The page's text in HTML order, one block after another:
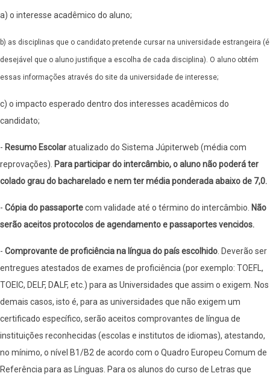
a) o interesse acadêmico do aluno;
b) as disciplinas que o candidato pretende cursar na universidade estrangeira (é
desejável que o aluno justifique a escolha de cada disciplina). O aluno obtém
essas informações através do site da universidade de interesse;
c) o impacto esperado dentro dos interesses acadêmicos do
candidato;
- Resumo Escolaratualizado do Sistema Júpiterweb (média com
reprovações). Para participar do intercâmbio, o aluno não poderá ter
colado grau do bacharelado e nem ter média ponderada abaixo de 7,0.
- Cópia do passaportecom validade até o término do intercâmbio. Não
serão aceitos protocolos de agendamento e passaportes vencidos.
- Comprovante de proficiência na língua do país escolhido . Deverão ser
entregues atestados de exames de proficiência (por exemplo: TOEFL,
TOEIC, DELF, DALF, etc.) para as Universidades que assim o exigem. Nos
demais casos, isto é, para as universidades que não exigem um
certificado específico, serão aceitos comprovantes de língua de
instituições reconhecidas (escolas e institutos de idiomas), atestando,
no mínimo, o nível B1/B2 de acordo com o Quadro Europeu Comum de
Referência para as Línguas. Para os alunos do curso de Letras que